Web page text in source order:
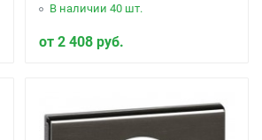
В наличии 40 шт.
от 2 408 руб.